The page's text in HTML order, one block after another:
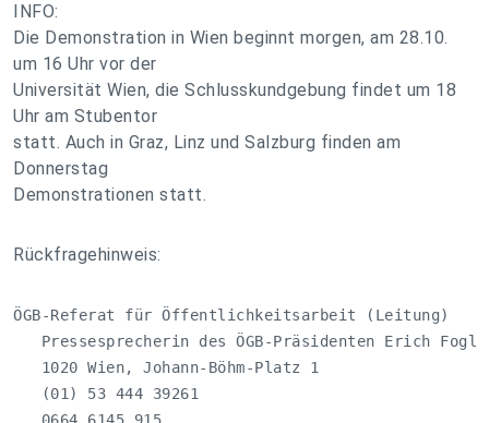
INFO:
Die Demonstration in Wien beginnt morgen, am 28.10.
um 16 Uhr vor der
Universität Wien, die Schlusskundgebung findet um 18
Uhr am Stubentor
statt. Auch in Graz, Linz und Salzburg finden am
Donnerstag
Demonstrationen statt.
Rückfragehinweis:
ÖGB-Referat für Öffentlichkeitsarbeit (Leitung)
Pressesprecherin des ÖGB-Präsidenten Erich
   1020 Wien, Johann-Böhm-Platz 1
   (01) 53 444 39261